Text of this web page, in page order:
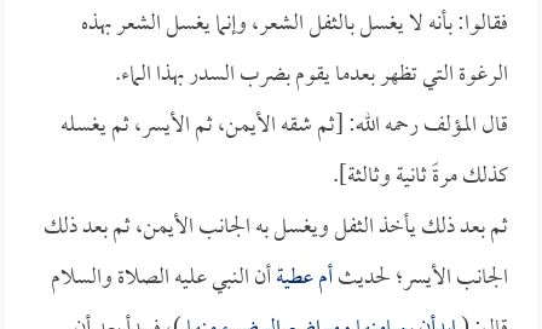
فقالوا: بأنه لا يغسل بالثفل الشعر، وإنما يغسل الشعر بهذه
الرغوة التي تظهر بعدما يقوم بضرب السدر بهذا الماء.
قال المؤلف رحمه الله: [ثم شقه الأيمن، ثم الأيسر، ثم يغسله
كذلك مرةً ثانية وثالثة].
ثم بعد ذلك يأخذ الثفل ويغسل به الجانب الأيمن، ثم بعد ذلك
الجانب الأيسر؛ لحديثأم عطيةأن النبي عليه الصلاة والسلام